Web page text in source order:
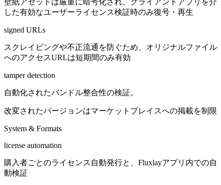
した有効なユーザーライセンス検証時のみ復号・再生
signed URLs
スクレイピングや不正流通を防ぐため、オリジナルファイル
へのアクセスURLは短期間のみ有効
tamper detection
自動化されたバンドル整合性の検証。
改変されたバージョンはマーケットプレイスへの掲載を制限
System & Formats
license automation
購入者ごとのライセンス自動発行と、Fluxlayアプリ内での自
動検証